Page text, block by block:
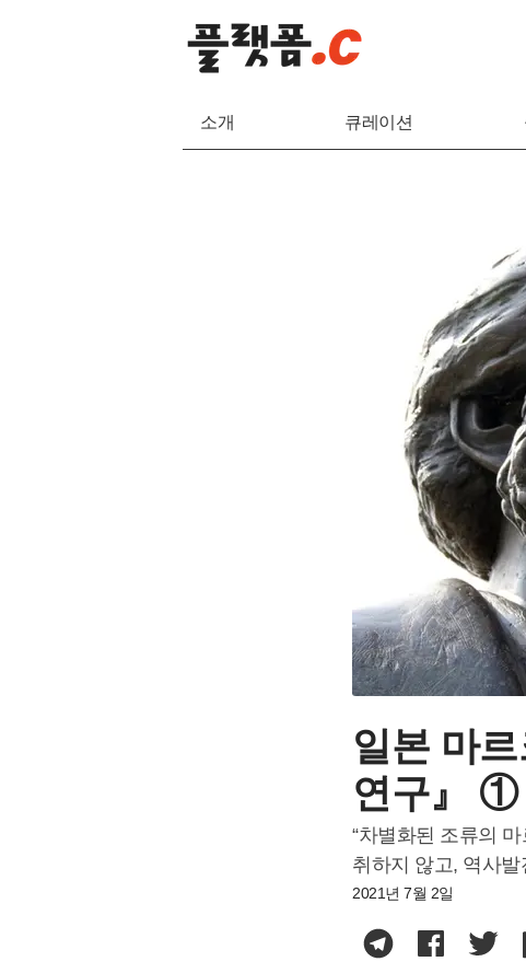
소개 큐레이션
일본 마
연구』 ①
“차별화된 조류의
취하지 않고, 역사
2021년 7월 2일